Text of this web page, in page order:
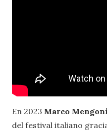
En 2023 Marco Mengoni
del festival italiano